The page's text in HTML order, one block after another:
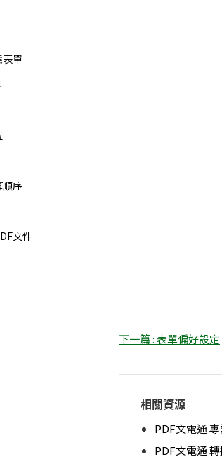
表單
順序
文件
下一篇 : 表單偏好設定
相關資源
PDF文電通
PDF文電通